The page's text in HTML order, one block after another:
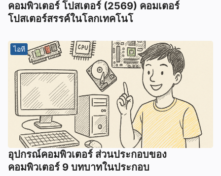
คอมพิวเตอร์ โปสเตอร์ (2569) คอมเตอร์
โปสเตอร์สรรค์ในโลกเทคโนโ
ไอที
อุปกรณ์คอมพิวเตอร์ ส่วนประกอบของ
คอมพิวเตอร์ 9 บทบาทในประกอบ